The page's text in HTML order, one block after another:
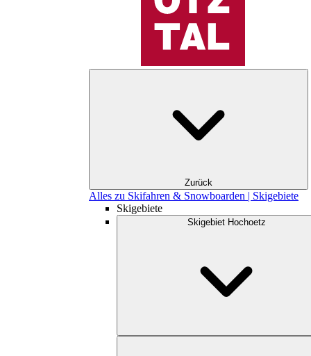
Zurück
Alles zu Skifahren & Snowboarden | Skigebiete
Skigebiete
Skigebiet Hochoetz